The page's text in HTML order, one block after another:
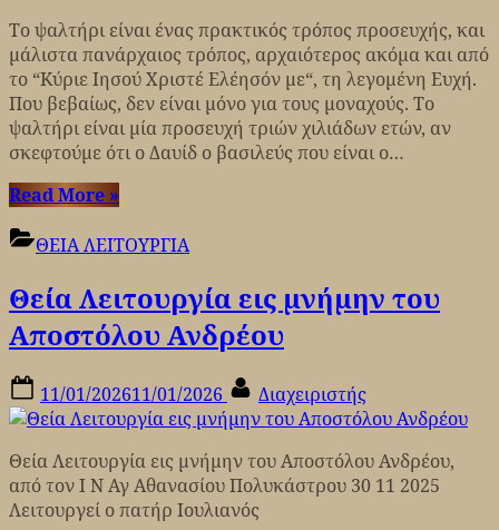
Το ψαλτήρι είναι ένας πρακτικός τρόπος προσευχής, και
μάλιστα πανάρχαιος τρόπος, αρχαιότερος ακόμα και από
το “Κύριε Ιησού Χριστέ Ελέησόν με“, τη λεγομένη Ευχή.
Που βεβαίως, δεν είναι μόνο για τους μοναχούς. Το
ψαλτήρι είναι μία προσευχή τριών χιλιάδων ετών, αν
σκεφτούμε ότι ο Δαυίδ ο βασιλεύς που είναι ο…
Read More“Θεμέλιος
της
προσευχής
το
Ψαλτήρι”
»
ΘΕΙΑ ΛΕΙΤΟΥΡΓΙΑ
Θεία Λειτουργία εις μνήμην του
Αποστόλου Ανδρέου
Posted
on
11/01/202611/01/2026 By
Διαχειριστής
Θεία Λειτουργία εις μνήμην του Αποστόλου Ανδρέου,
από τον Ι Ν Αγ Αθανασίου Πολυκάστρου 30 11 2025
Λειτουργεί ο πατήρ Ιουλιανός